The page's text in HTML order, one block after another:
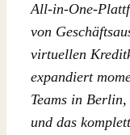
All-in-One-
von
virtuellen
expandiert
Teams in
und das